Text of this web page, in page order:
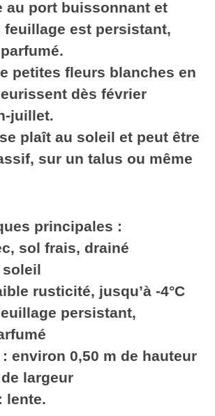
au port buissonnant et
feuillage est persistant,
petites fleurs blanches en
dès février
juillet.
plaît au soleil et peut être
sur un talus ou même
principales :
sol frais, drainé
rusticité, jusqu’à -4°C
persistant,
environ 0,50 m de hauteur
largeur
lente.